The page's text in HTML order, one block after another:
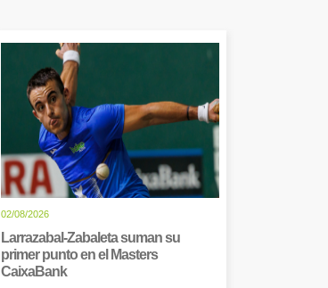
02/08/2026
Larrazabal-Zabaleta suman su
primer punto en el Masters
CaixaBank